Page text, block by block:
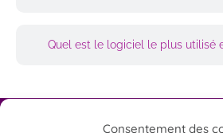
Consentement des
Quel est le logiciel le plus utilisé